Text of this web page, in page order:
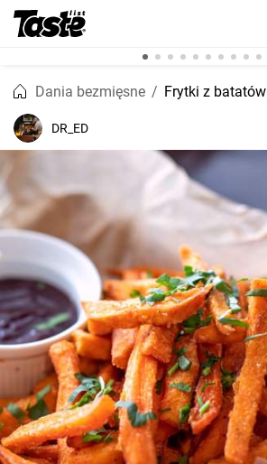
Dania bezmięsne Frytki z batatów
DR_ED